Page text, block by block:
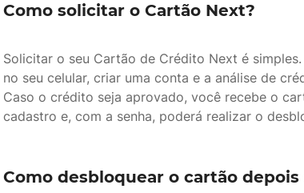
Como solicitar o Cartão Next?
Solicitar o seu Cartão de Crédito Next é
no seu celular, criar uma conta e a análise de
Caso o crédito seja aprovado, você recebe o
cadastro e, com a senha, poderá realizar o
Como desbloquear o cartão